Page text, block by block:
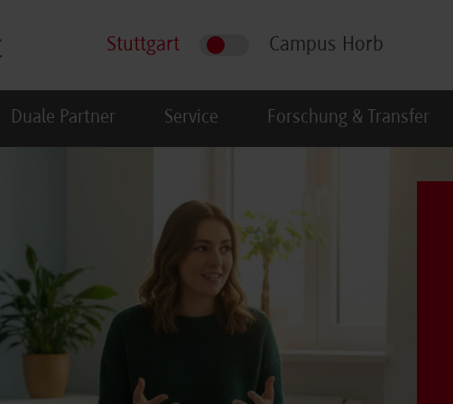
Stuttgart Campus Horb
Duale Partner Service Forschung & Transfer